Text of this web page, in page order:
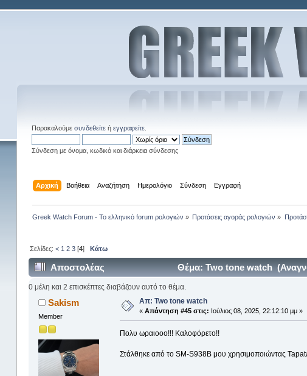
Παρακαλούμε συνδεθείτεή εγγραφείτε.
Σύνδεση με όνομα, κωδικό και διάρκεια σύνδεσης
Αρχική Βοήθεια Αναζήτηση Ημερολόγιο Σύνδεση Εγγραφή
Greek Watch Forum - Το ελληνικό forum ρολογιών » Προτάσεις αγοράς ρολογιών »
Σελίδες:< 1 2 3 [4]Κάτω
Αποστολέας Θέμα: Two tone watch
0 μέλη και 2 επισκέπτες διαβάζουν αυτό το θέμα.
Sakism
Member
Απ: Two tone watch
« Απάντηση #45 στις: Ιούλιος 08, 2025, 22:12:10 μμ »
Πολυ ωραιοοο!!! Καλοφόρετο!!
Στάλθηκε από το SM-S938B μου χρησιμοποιώντας